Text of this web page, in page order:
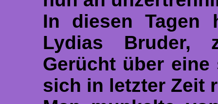
In diesen Tagen
Lydias Bruder,
Gerücht über
sich in letzter Zeit